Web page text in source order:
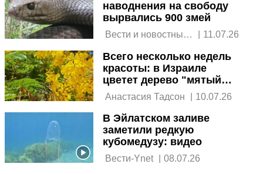
наводнения на свободу
вырвались 900 змей
Вести и новостные
| 11.07.26
Всего несколько недель
красоты: в Израиле
цветет дерево "мятый
щит"
| 10.07.26
В Эйлатском заливе
заметили редкую
кубомедузу: видео
Вести-Ynet 08.07.26